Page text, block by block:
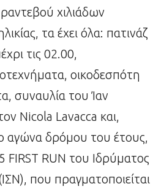
χιλιάδων
τα έχει όλα: πατινάζ
τις 02.00,
οικοδεσπότη
συναυλία του Ίαν
Nicola Lavacca και,
αγώνα δρόμου του έτους,
FIRST RUN του Ιδρύματος
που πραγματοποιείται